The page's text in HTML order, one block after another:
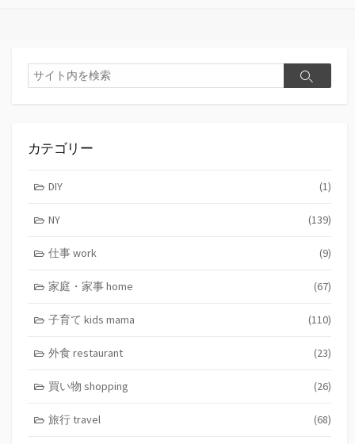
検
索
検
カテゴリー
DIY (1)
NY (139)
仕事 work (9)
家庭・家事 home (67)
子育て kids mama (110)
外食 restaurant (23)
買い物 shopping (26)
旅行 travel (68)